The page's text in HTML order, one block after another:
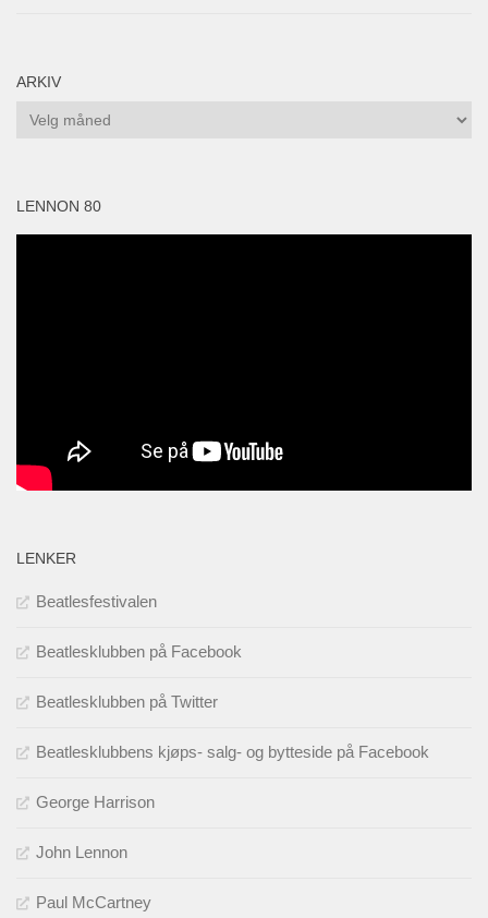
ARKIV
Arkiv
LENNON 80
LENKER
Beatlesfestivalen
Beatlesklubben på Facebook
Beatlesklubben på Twitter
Beatlesklubbens kjøps- salg- og bytteside på Facebook
George Harrison
John Lennon
Paul McCartney